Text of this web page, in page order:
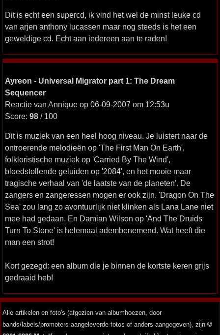
Dit is echt een supercd, ik vind het wel de minst leuke cd
van arjen anthony lucassen maar nog steeds is het een
geweldige cd. Echt aan iedereen aan te raden!
Ayreon - Universal Migrator part 1: The Dream
Sequencer
Reactie van Annique op 06-09-2007 om 12:53u
Score: 98 / 100
Dit is muziek van een heel hoog niveau. Je luistert naar de
ontroerende melodieën op 'The First Man On Earth',
folkloristische muziek op 'Carried By The Wind',
bloedstollende geluiden op '2084', en het mooie maar
tragische verhaal van 'de laatste van de planeten'. De
zangers en zangeressen mogen er ook zijn. 'Dragon On The
Sea' zou lang zo avontuurlijk niet klinken als Lana Lane niet
mee had gedaan. En Damian Wilson op 'And The Druids
Turn To Stone' is helemaal adembenemend. Wat heeft die
man een strot!
Kort gezegd: een album die je binnen de kortste keren grijs
gedraaid heb!
Alle artikelen en foto's (afgezien van albumhoezen, door
bands/labels/promoters aangeleverde fotos of anders aangegeven), zijn ©